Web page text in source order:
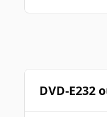
DVD-E232